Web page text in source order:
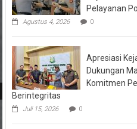
Pelayanan
Agustus 4, 2026 0
Apresiasi
Dukungan
Komitmen
Berintegritas
Juli 15, 2026 0